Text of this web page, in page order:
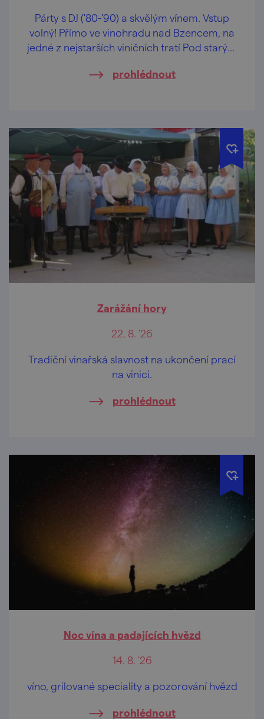
Párty s DJ ('80-'90) a skvělým vínem. Vstup
volný! Přímo ve vinohradu nad Bzencem, na
jedné z nejstarších viničních tratí Pod starým
prohlédnout
Zarážání hory
22. 8. '26
Tradiční vinařská slavnost na ukončení prací
na vinici.
prohlédnout
Noc vína a padajících hvězd
14. 8. '26
víno, grilované speciality a pozorování hvězd
prohlédnout